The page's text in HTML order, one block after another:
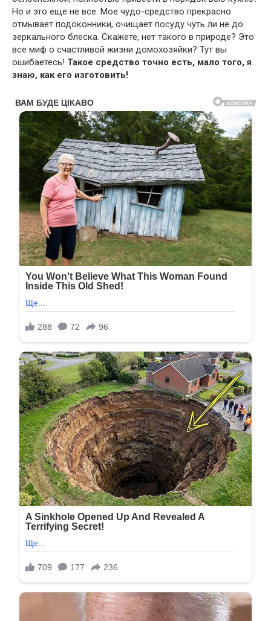
Но и это еще не все. Мое чудо-средство прекрасно
отмывает подоконники, очищает посуду чуть ли не до
зеркального блеска. Скажете, нет такого в природе? Это
все миф о счастливой жизни домохозяйки? Тут вы
ошибаетесь! Такое средство точно есть, мало того, я
знаю, как его изготовить!